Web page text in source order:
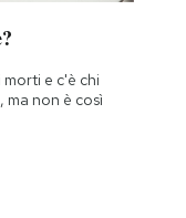
e c'è chi
ma non è così